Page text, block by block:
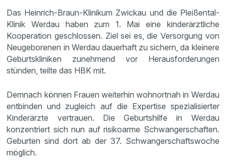
Das Heinrich-Braun-Klinikum Zwickau und die Pleißental-
Klinik Werdau haben zum 1. Mai eine kinderärztliche
Kooperation geschlossen. Ziel sei es, die Versorgung von
Neugeborenen in Werdau dauerhaft zu sichern, da kleinere
Geburtskliniken zunehmend vor Herausforderungen
stünden, teilte das HBK mit.
Demnach können Frauen weiterhin wohnortnah in Werdau
entbinden und zugleich auf die Expertise spezialisierter
Kinderärzte vertrauen. Die Geburtshilfe in Werdau
konzentriert sich nun auf risikoarme Schwangerschaften.
Geburten sind dort ab der 37. Schwangerschaftswoche
möglich.